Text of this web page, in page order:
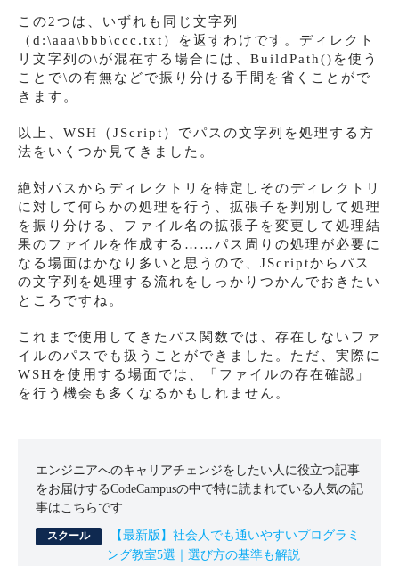
この2つは、いずれも同じ文字列
（d:\aaa\bbb\ccc.txt）を返すわけです。ディレクト
リ文字列の\が混在する場合には、BuildPath()を使う
ことで\の有無などで振り分ける手間を省くことがで
きます。
以上、WSH（JScript）でパスの文字列を処理する方
法をいくつか見てきました。
絶対パスからディレクトリを特定しそのディレクトリ
に対して何らかの処理を行う、拡張子を判別して処理
を振り分ける、ファイル名の拡張子を変更して処理結
果のファイルを作成する……パス周りの処理が必要に
なる場面はかなり多いと思うので、JScriptからパス
の文字列を処理する流れをしっかりつかんでおきたい
ところですね。
これまで使用してきたパス関数では、存在しないファ
イルのパスでも扱うことができました。ただ、実際に
WSHを使用する場面では、「ファイルの存在確認」
を行う機会も多くなるかもしれません。
エンジニアへのキャリアチェンジをしたい人に役立つ記事
をお届けするCodeCampusの中で特に読まれている人気の記
事はこちらです
【最新版】社会人でも通いやすいプログラミ
ング教室5選｜選び方の基準も解説